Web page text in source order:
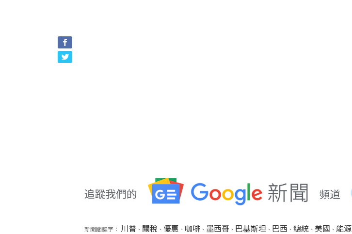
新聞關鍵字： 川普、 關稅 、 優惠 、 咖啡、 墨西哥 、 巴基斯坦 、 巴西 、 總統、 美國 、 能源